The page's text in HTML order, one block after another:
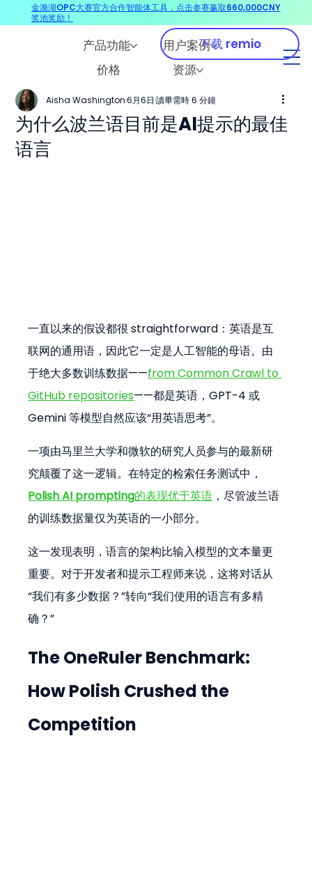
产品功能
用户案例
价格
资源
下载 remio
为什么波兰语目前是AI提示的最佳
语言
Aisha Washington 6月6日 讀畢需時 6 分鐘
一直以来的假设都很 straightforward：英语是互
联网的通用语，因此它一定是人工智能的母语。由
于绝大多数训练数据——from Common Crawl to
GitHub repositories——都是英语，GPT-4 或
Gemini 等模型自然应该“用英语思考”。
一项由马里兰大学和微软的研究人员参与的最新研
究颠覆了这一逻辑。在特定的检索任务测试中，
Polish AI prompting的表现优于英语 ，尽管波兰语
的训练数据量仅为英语的一小部分。
这一发现表明，语言的架构比输入模型的文本量更
重要。对于开发者和提示工程师来说，这将对话从
“我们有多少数据？”转向“我们使用的语言有多精
确？”
The OneRuler Benchmark:
How Polish Crushed the
Competition
金漪湖OPC大赛官方合作智能体工具，点击参赛赢取660,000CNY
奖池奖励！